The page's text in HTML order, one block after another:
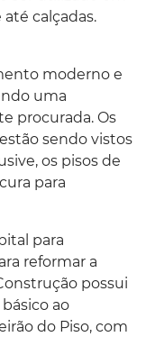
calçadas.
moderno e
uma
procurada. Os
sendo vistos
os pisos de
para
para
reformar a
possui
ao
do Piso, com